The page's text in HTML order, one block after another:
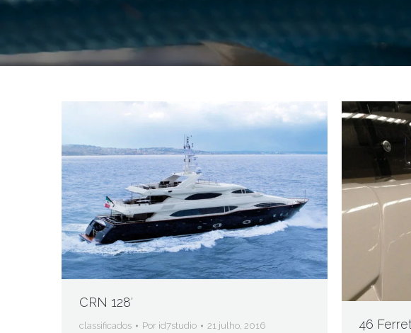
CRN 128′
classificados Por id7studio 21 julho, 2016 46